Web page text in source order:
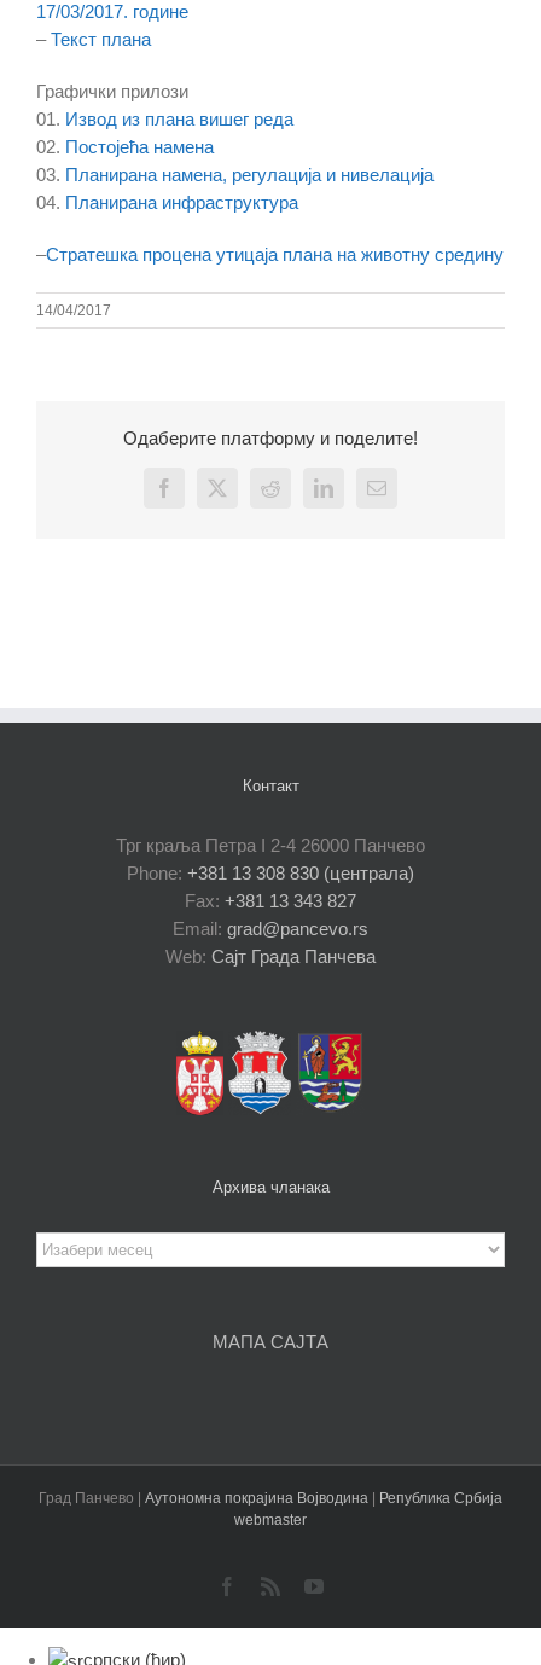
17/03/2017. године
–Текст плана
Графички прилози
01. Извод из плана вишег реда
02. Постојећа намена
03. Планирана намена, регулација и нивелација
04. Планирана инфраструктура
–Стратешка процена утицаја плана на животну средину
14/04/2017
Одаберите платформу и поделите!
Facebook
X Reddit LinkedInEmail
Контакт
Трг краља Петра I 2-4 26000 Панчево
Phone: +381 13 308 830 (централа)
Fax: +381 13 343 827
Email: grad@pancevo.rs
Web: Сајт Града Панчева
Архива чланака
Архива
чланака
МАПА САЈТА
Град Панчево | Аутономна покрајина Војводина | Република Србија
webmaster
Facebook
Rss YouTube
српски (ћир)